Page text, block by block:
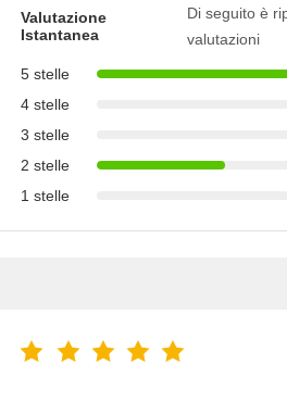
Valutazione
Istantanea
Di seguito è
valutazioni
5 stelle
4 stelle
3 stelle
2 stelle
1 stelle